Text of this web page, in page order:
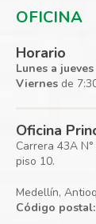
OFICINA
Horario
Lunes a jueves
Viernes de
Oficina
Carrera 43A
piso 10.
Medellín,
Código postal: